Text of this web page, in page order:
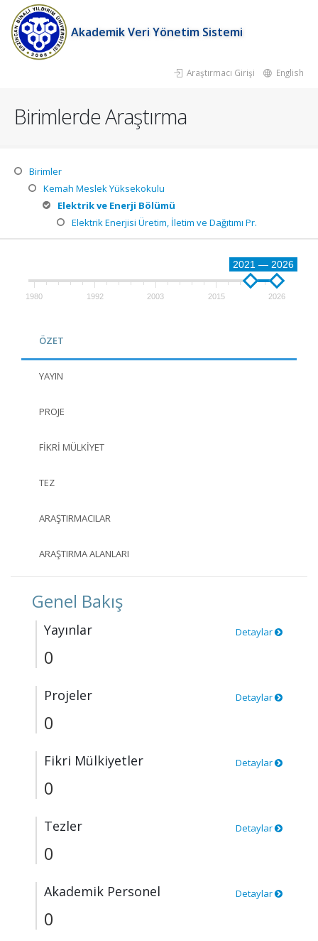
Akademik Veri Yönetim Sistemi
Araştırmacı Girişi English
Birimlerde Araştırma
Birimler
Kemah Meslek Yüksekokulu
Elektrik ve Enerji Bölümü
Elektrik Enerjisi Üretim, İletim ve Dağıtımı Pr.
2021 — 2026
1980 1992 2003 2015 2026
ÖZET
YAYIN
PROJE
FIKRI MÜLKIYET
TEZ
ARAŞTIRMACILAR
ARAŞTIRMA ALANLARI
Genel Bakış
Yayınlar Detaylar
0
Projeler Detaylar
0
Fikri Mülkiyetler Detaylar
0
Tezler Detaylar
0
Akademik Personel Detaylar
0